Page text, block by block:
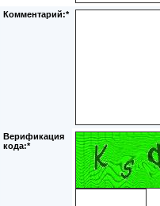
Комментарий:*
Верификация
кода:*